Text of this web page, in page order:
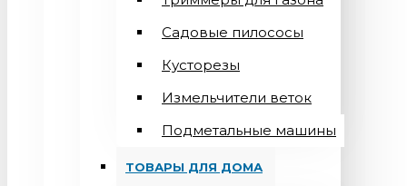
Садовые пилососы
Кусторезы
Измельчители веток
Подметальные машины
ТОВАРЫ ДЛЯ ДОМА